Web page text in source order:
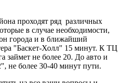
проходят ряд различных
в случае необходимости,
города и в ближайший
"Баскет-Холл" 15 минут. К ТЦ
займет не более 20. До авто и
не более 30-40 минут пути.